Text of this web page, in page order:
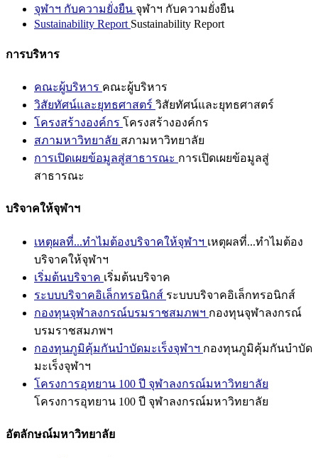
จุฬาฯ กับความยั่งยืน จุฬาฯ กับความยั่งยืน
Sustainability Report Sustainability Report
การบริหาร
คณะผู้บริหาร คณะผู้บริหาร
วิสัยทัศน์และยุทธศาสตร์ วิสัยทัศน์และยุทธศาสตร์
โครงสร้างองค์กร โครงสร้างองค์กร
สภามหาวิทยาลัย สภามหาวิทยาลัย
การเปิดเผยข้อมูลสู่สาธารณะ การเปิดเผยข้อมูลสู่
สาธารณะ
บริจาคให้จุฬาฯ
เหตุผลที่...ทำไมต้องบริจาคให้จุฬาฯ เหตุผลที่...ทำไมต้อง
บริจาคให้จุฬาฯ
เริ่มต้นบริจาค เริ่มต้นบริจาค
ระบบบริจาคอิเล็กทรอนิกส์ ระบบบริจาคอิเล็กทรอนิกส์
กองทุนจุฬาลงกรณ์บรมราชสมภพฯ กองทุนจุฬาลงกรณ์
บรมราชสมภพฯ
กองทุนภูมิคุ้มกันบำบัดมะเร็งจุฬาฯ กองทุนภูมิคุ้มกันบำบัด
มะเร็งจุฬาฯ
โครงการอุทยาน 100 ปี จุฬาลงกรณ์มหาวิทยาลัย
โครงการอุทยาน 100 ปี จุฬาลงกรณ์มหาวิทยาลัย
อัตลักษณ์มหาวิทยาลัย